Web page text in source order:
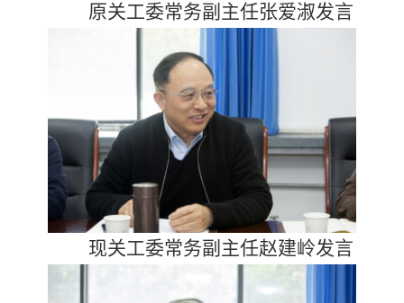
原关工委常务副主任张爱淑发言
现关工委常务副主任赵建岭发言